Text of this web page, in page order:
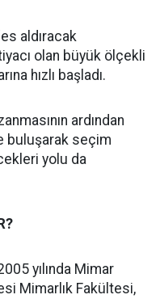
aldıracak
olan büyük ölçekli
hızlı başladı.
ardından
buluşarak seçim
yolu da
yılında Mimar
Mimarlık Fakültesi,